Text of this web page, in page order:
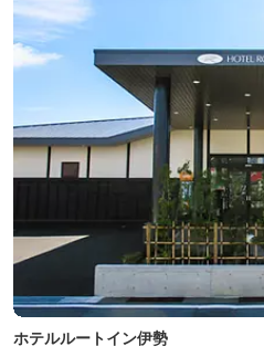
ホテルルートイン伊勢